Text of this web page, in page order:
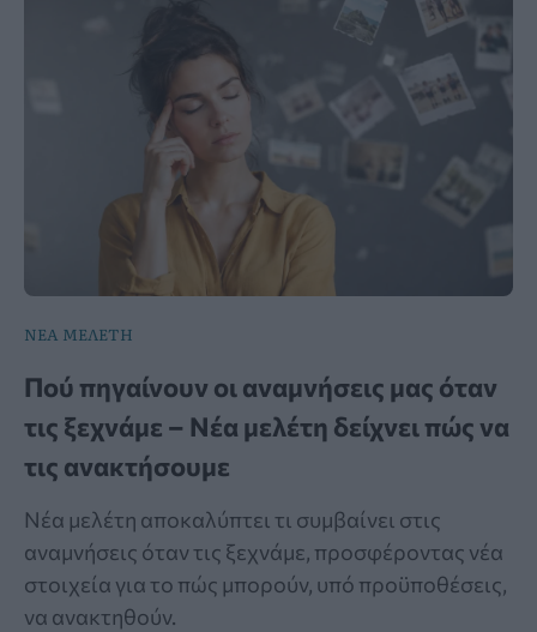
ΝΕΑ ΜΕΛΕΤΗ
Πού πηγαίνουν οι αναμνήσεις μας όταν
τις ξεχνάμε – Νέα μελέτη δείχνει πώς να
τις ανακτήσουμε
Νέα μελέτη αποκαλύπτει τι συμβαίνει στις
αναμνήσεις όταν τις ξεχνάμε, προσφέροντας νέα
στοιχεία για το πώς μπορούν, υπό προϋποθέσεις,
να ανακτηθούν.